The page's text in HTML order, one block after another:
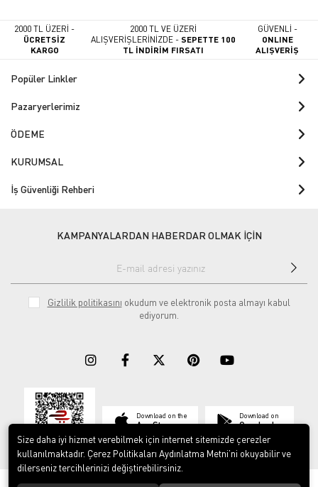
2000 TL ÜZERİ -
ÜCRETSİZ
KARGO
2000 TL VE ÜZERİ
ALIŞVERİŞLERİNİZDE -SEPETTE 100
TL İNDİRİM FIRSATI
GÜVENLİ -
ONLINE
ALIŞVERİŞ
Popüler Linkler
Pazaryerlerimiz
ÖDEME
KURUMSAL
İş Güvenliği Rehberi
KAMPANYALARDAN HABERDAR OLMAK İÇİN
Gizlilik politikasını okudum ve elektronik posta almayı kabul
ediyorum.
Download on the
App Store
Download on
Google play
Size daha iyi hizmet verebilmek için internet sitemizde çerezler
kullanılmaktadır. Çerez Politikaları Aydınlatma Metni’ni okuyabilir ve
dilerseniz tercihlerinizi değiştirebilirsiniz.